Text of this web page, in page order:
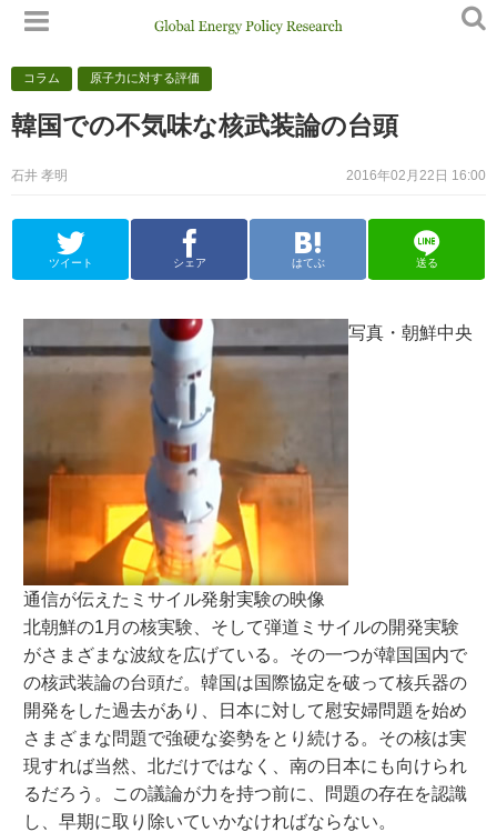
コラム 原子力に対する評価
韓国での不気味な核武装論の台頭
2016年02月22日 16:00
石井 孝明
ツイート シェア はてぶ 送る
写真・朝鮮中央
通信が伝えたミサイル発射実験の映像
北朝鮮の1月の核実験、そして弾道ミサイルの開発実験
がさまざまな波紋を広げている。その一つが韓国国内で
の核武装論の台頭だ。韓国は国際協定を破って核兵器の
開発をした過去があり、日本に対して慰安婦問題を始め
さまざまな問題で強硬な姿勢をとり続ける。その核は実
現すれば当然、北だけではなく、南の日本にも向けられ
るだろう。この議論が力を持つ前に、問題の存在を認識
し、早期に取り除いていかなければならない。